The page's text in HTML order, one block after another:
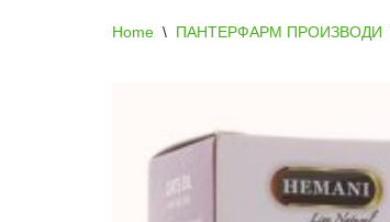
Home \ ПАНТЕРФАРМ ПРОИЗВОДИ